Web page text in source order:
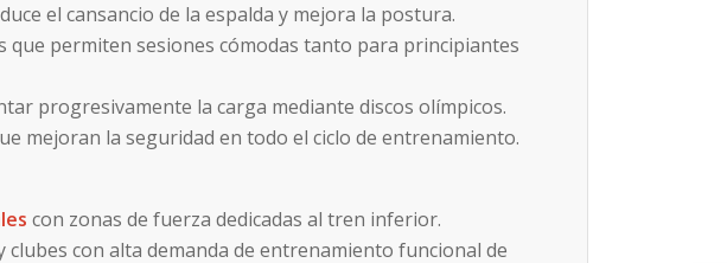
el cansancio de la espalda y mejora la postura.
que permiten sesiones cómodas tanto para principiantes
progresivamente la carga mediante discos olímpicos.
mejoran la seguridad en todo el ciclo de entrenamiento.
con zonas de fuerza dedicadas al tren inferior.
clubes con alta demanda de entrenamiento funcional de